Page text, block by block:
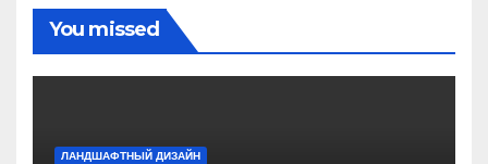
You missed
ЛАНДШАФТНЫЙ ДИЗАЙН